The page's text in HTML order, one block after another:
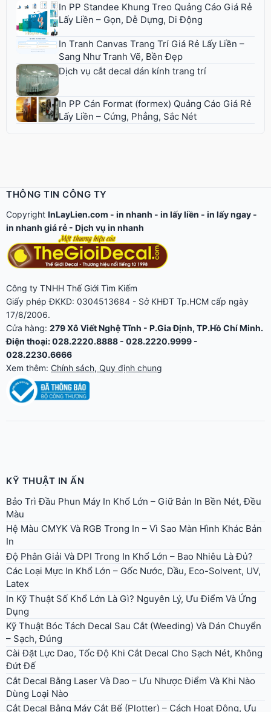
In PP Standee Khung Treo Quảng Cáo Giá Rẻ
Lấy Liền – Gọn, Dễ Dựng, Di Động
In Tranh Canvas Trang Trí Giá Rẻ Lấy Liền –
Sang Như Tranh Vẽ, Bền Đẹp
Dịch vụ cắt decal dán kính trang trí
In PP Cán Format (formex) Quảng Cáo Giá Rẻ
Lấy Liền – Cứng, Phẳng, Sắc Nét
THÔNG TIN CÔNG TY
Copyright InLayLien.com - in nhanh - in lấy liền - in lấy ngay -
in nhanh giá rẻ - Dịch vụ in nhanh
Công ty TNHH Thế Giới Tìm Kiếm
Giấy phép ĐKKD: 0304513684 - Sở KHĐT Tp.HCM cấp ngày
17/8/2006.
Cửa hàng: 279 Xô Viết Nghệ Tĩnh - P.Gia Định, TP.Hồ Chí Minh.
Điện thoại: 028.2220.8888 - 028.2220.9999 -
028.2230.6666
Xem thêm: Chính sách, Quy định chung
KỸ THUẬT IN ẤN
Bảo Trì Đầu Phun Máy In Khổ Lớn – Giữ Bản In Bền Nét, Đều
Màu
Hệ Màu CMYK Và RGB Trong In – Vì Sao Màn Hình Khác Bản
In
Độ Phân Giải Và DPI Trong In Khổ Lớn – Bao Nhiêu Là Đủ?
Các Loại Mực In Khổ Lớn – Gốc Nước, Dầu, Eco-Solvent, UV,
Latex
In Kỹ Thuật Số Khổ Lớn Là Gì? Nguyên Lý, Ưu Điểm Và Ứng
Dụng
Kỹ Thuật Bóc Tách Decal Sau Cắt (Weeding) Và Dán Chuyển
– Sạch, Đúng
Cài Đặt Lực Dao, Tốc Độ Khi Cắt Decal Cho Sạch Nét, Không
Đứt Đế
Cắt Decal Bằng Laser Và Dao – Ưu Nhược Điểm Và Khi Nào
Dùng Loại Nào
Cắt Decal Bằng Máy Cắt Bế (Plotter) – Cách Hoạt Động, Ưu